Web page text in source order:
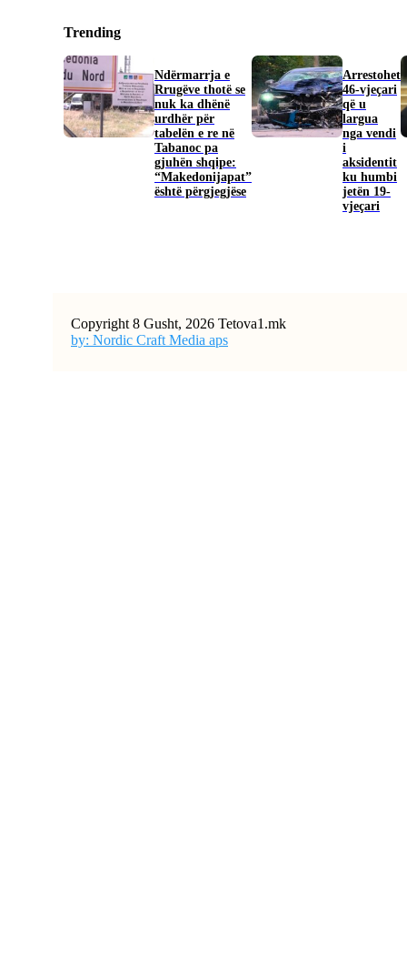
Trending
Ndërmarrja e
Rrugëve thotë se
nuk ka dhënë
urdhër për
tabelën e re në
Tabanoc pa
gjuhën shqipe:
“Makedonijapat”
është përgjegjëse
Arrestohet
46-vjeçari
që u
largua
nga vendi
i
aksidentit
ku humbi
jetën 19-
vjeçari
Copyright 8 Gusht, 2026 Tetova1.mk
by: Nordic Craft Media aps